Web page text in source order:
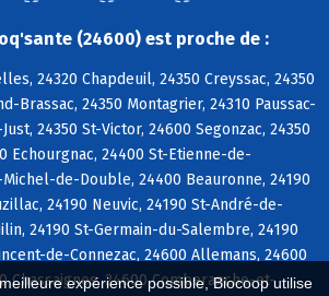
expérience possible, Biocoop utilise
(24600) est proche de :
24320 Chapdeuil, 24350 Creyssac, 24350
Brassac, 24350 Montagrier, 24310 Paussac-
24350 St-Victor, 24600 Segonzac, 24350
Echourgnac, 24400 St-Etienne-de-
de-Double, 24400 Beauronne, 24190
24190 Neuvic, 24190 St-André-de-
24190 St-Germain-du-Salembre, 24190
de-Connezac, 24600 Allemans, 24600
Chassaignes, 24600 Comberanche-et-